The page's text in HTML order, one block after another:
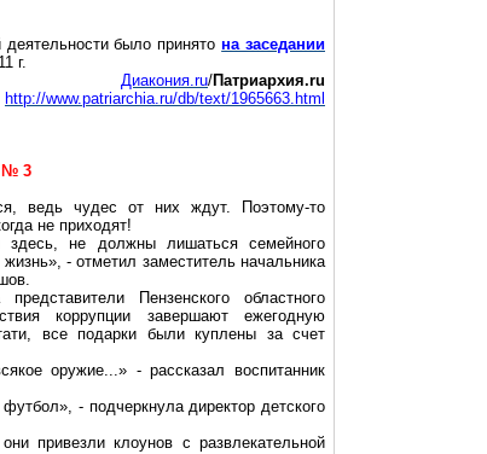
было принятона заседании
г.
Диакония.ru/Патриархия.ru
http://www.patriarchia.ru/db/text/1965663.html
№ 3
ведь чудес от них ждут. Поэтому-то
не приходят!
не должны лишаться семейного
- отметил заместитель начальника
Пензенского областного
коррупции завершают ежегодную
все подарки были куплены за счет
оружие...» - рассказал воспитанник
- подчеркнула директор детского
привезли клоунов с развлекательной